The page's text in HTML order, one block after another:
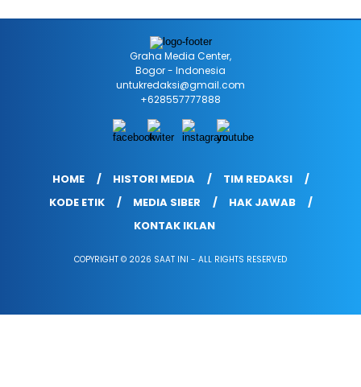
Graha Media Center,
Bogor - Indonesia
untukredaksi@gmail.com
+628557777888
HOME HISTORI MEDIA
TIM REDAKSI
KODE ETIK
MEDIA SIBER
HAK JAWAB
KONTAK IKLAN
COPYRIGHT © 2026 SAAT INI - ALL RIGHTS RESERVED